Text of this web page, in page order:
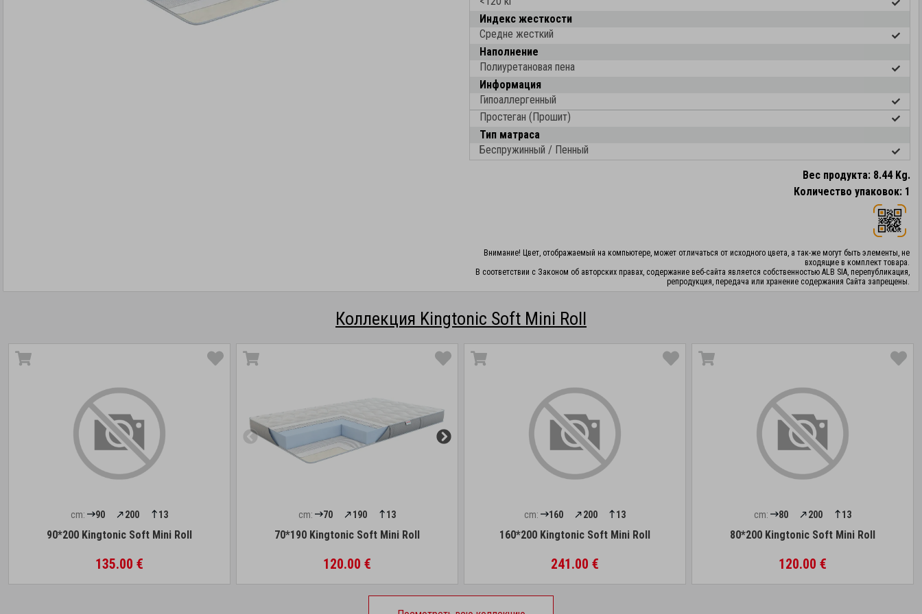
Индекс жесткости
Средне жесткий
Наполнение
Полиуретановая пена
Информация
Гипоаллергенный
Простеган (Прошит)
Тип матраса
Беспружинный / Пенный
Вес продукта: 8.44 Kg.
Количество упаковок: 1
Внимание! Цвет, отображаемый на компьютере, может отличаться от исходного цвета, а так-же могут быть элементы, не
входящие в комплект товара.
В соответствии с Законом об авторских правах, содержание веб-сайта является собственностью ALB SIA, перепубликация,
репродукция, передача или хранение содержания Сайта запрещены.
Коллекция Kingtonic Soft Mini Roll
cm: 90 200 13
90*200 Kingtonic Soft Mini Roll
135.00 €
cm: 70 190 13
70*190 Kingtonic Soft Mini Roll
120.00 €
cm: 160 200 13
160*200 Kingtonic Soft Mini Roll
241.00 €
cm: 80 200 13
80*200 Kingtonic Soft Mini Roll
120.00 €